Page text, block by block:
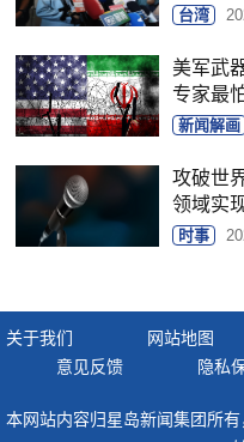
台湾
美军武
专家最
新闻解画
攻破世
领域实
时事
关于我们 网站地图
意见反馈
隐私
本网站内容归星岛新闻集团所